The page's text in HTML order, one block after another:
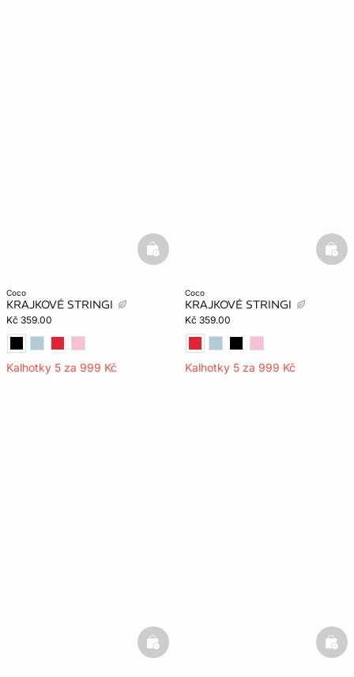
coco
KRAJKOVÉ STRINGI
Kč 359.00
Kalhotky 5 za 999 Kč
basketfull
coco
KRAJKOVÉ STRINGI
Kč 359.00
Kalhotky 5 za 999 Kč
basketfull